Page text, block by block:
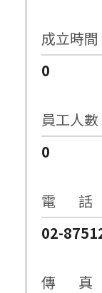
成立時間
0
員工人數
0
電 話
02-
傳 真